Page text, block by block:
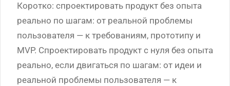
Коротко: спроектировать продукт без опыта
реально по шагам: от реальной проблемы
пользователя — к требованиям, прототипу и
MVP. Спроектировать продукт с нуля без опыта
реально, если двигаться по шагам: от идеи и
реальной проблемы пользователя — к